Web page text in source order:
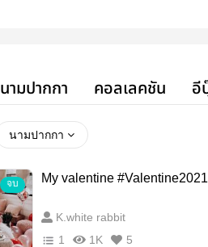
นามปากกา คอลเลคชัน อี
นามปากกา
จบ My valentine #Valentine2021
K.white rabbit
1
1K 5